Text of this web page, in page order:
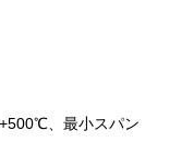
、最小スパン